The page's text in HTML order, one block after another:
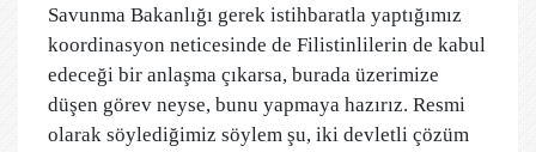
Savunma Bakanlığı gerek istihbaratla yaptığımız
koordinasyon neticesinde de Filistinlilerin de kabul
edeceği bir anlaşma çıkarsa, burada üzerimize
düşen görev neyse, bunu yapmaya hazırız. Resmi
olarak söylediğimiz söylem şu, iki devletli çözüm